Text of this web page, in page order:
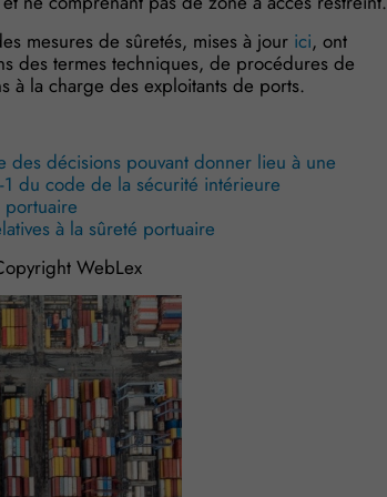
mesures de sûretés, mises à jour ici, ont
des termes techniques, de procédures de
à la charge des exploitants de ports.
décisions pouvant donner lieu à une
du code de la sécurité intérieure
à la sûreté portuaire
WebLex